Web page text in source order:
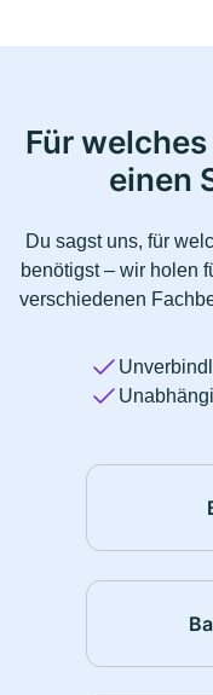
Für
einen
Du sagst uns, für
benötigst – wir holen
verschiedenen